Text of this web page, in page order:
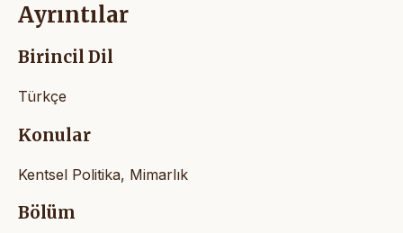
Ayrıntılar
Birincil Dil
Türkçe
Konular
Kentsel Politika, Mimarlık
Bölüm